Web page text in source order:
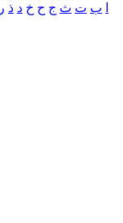
ب ت ث ج ح خ د ذ ر